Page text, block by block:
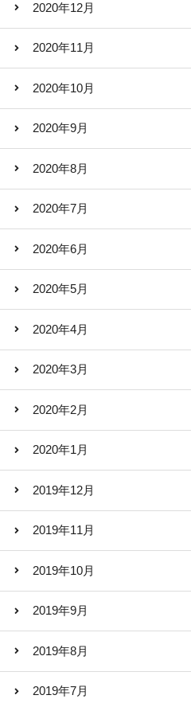
2020年12月
2020年11月
2020年10月
2020年9月
2020年8月
2020年7月
2020年6月
2020年5月
2020年4月
2020年3月
2020年2月
2020年1月
2019年12月
2019年11月
2019年10月
2019年9月
2019年8月
2019年7月